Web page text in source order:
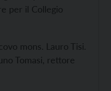
per il Collegio
mons. Lauro Tisi.
Tomasi, rettore